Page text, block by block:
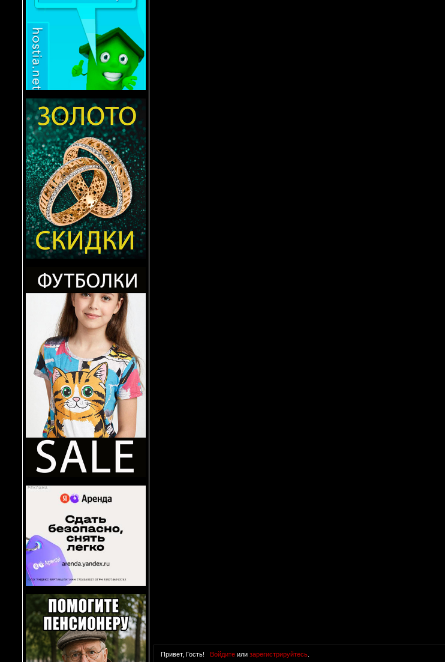
Привет, Гость! Войдитеили зарегистрируйтесь.